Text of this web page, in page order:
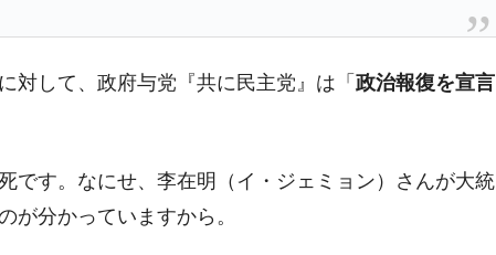
術の塊！
都道府県とは？
対して、政府与党『共に民主党』は「 政治報復を宣言
です。なにせ、李在明（イ・ジェミョン）さんが大統
が分かっていますから。